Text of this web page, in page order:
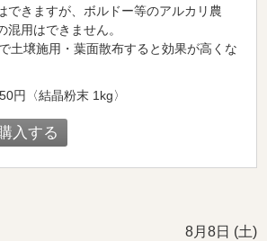
できますが、ボルドー等のアルカリ農
混用はできません。
土壌施用・葉面散布すると効果が高くな
円〈結晶粉末 1kg〉
8月8日 (土)